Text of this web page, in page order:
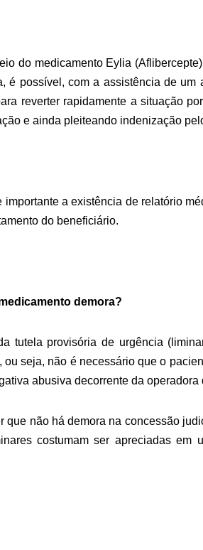
do medicamento Eylia
é possível, com a assistência de um
reverter rapidamente a situação
e ainda pleiteando indenização
importante a existência de relatório
do beneficiário.
demora?
tutela provisória de urgência
seja, não é necessário que o
abusiva decorrente da operadora
que não há demora na concessão
costumam ser apreciadas